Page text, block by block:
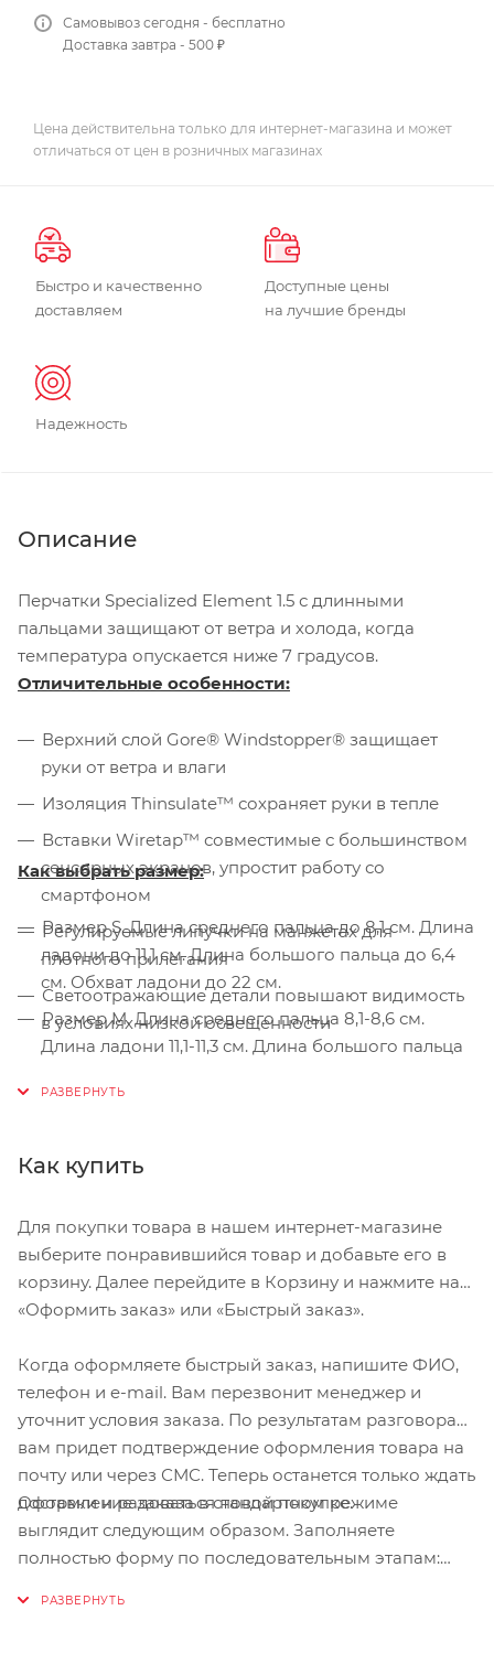
Самовывоз сегодня - бесплатно
Доставка завтра - 500 ₽
Цена действительна только для интернет-магазина и может
отличаться от цен в розничных магазинах
Быстро и качественно
доставляем
Доступные цены
на лучшие бренды
Надежность
Описание
Перчатки Specialized Element 1.5 с длинными
пальцами защищают от ветра и холода, когда
температура опускается ниже 7 градусов.
Отличительные особенности:
Верхний слой Gore® Windstopper® защищает
руки от ветра и влаги
Изоляция Thinsulate™ сохраняет руки в тепле
Вставки Wiretap™ совместимые с большинством
сенсорных экранов, упростит работу со
смартфоном
Регулируемые липучки на манжетах для
плотного прилегания
Светоотражающие детали повышают видимость
в условиях низкой освещенности
Как выбрать размер:
Размер S. Длина среднего пальца до 8,1 см. Длина
ладони до 11,1 см. Длина большого пальца до 6,4
см. Обхват ладони до 22 см.
Размер M. Длина среднего пальца 8,1-8,6 см.
Длина ладони 11,1-11,3 см. Длина большого пальца
6,8-7,1 см. Обхват ладони 22,5-23,5 см.
Длина ладони 11,7-12,1 см. Длина большого пальца
7,1-7,4 см. Обхват ладони 23,5-24,5 см.
Размер XXL. Длина среднего пальца от 9,4 см.
Длина ладони от 12,1 см. Длина большого пальца
Как купить
Для покупки товара в нашем интернет-магазине
выберите понравившийся товар и добавьте его в
корзину. Далее перейдите в Корзину и нажмите на
«Оформить заказ» или «Быстрый заказ».
Когда оформляете быстрый заказ, напишите ФИО,
телефон и e-mail. Вам перезвонит менеджер и
уточнит условия заказа. По результатам разговора
вам придет подтверждение оформления товара на
почту или через СМС. Теперь останется только ждать
доставки и радоваться новой покупке.
Оформление заказа в стандартном режиме
выглядит следующим образом. Заполняете
полностью форму по последовательным этапам: